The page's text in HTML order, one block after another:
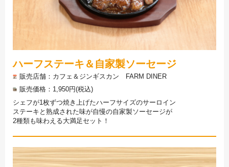
ハーフステーキ＆自家製ソーセージ
販売店舗
カフェ＆ジンギスカン FARM DINER
販売価格
1,950円(税込)
シェフが1枚ずつ焼き上げたハーフサイズのサーロイン
ステーキと熟成された味が自慢の自家製ソーセージが
2種類も味わえる大満足セット！